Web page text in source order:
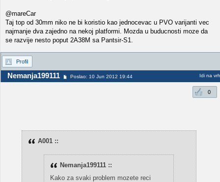
@mareCar
Taj top od 30mm niko ne bi koristio kao jednocevac u PVO varijanti vec
najmanje dva zajedno na nekoj platformi. Mozda u buducnosti moze da
se razvije nesto poput 2A38M sa Pantsir-S1.
Profil
Nemanja199111 Poslao: 10 Jun 2012 19:44 Idi na vrh
0
A001 ::
Nemanja199111 ::
Kako za svaki problem mozete reci